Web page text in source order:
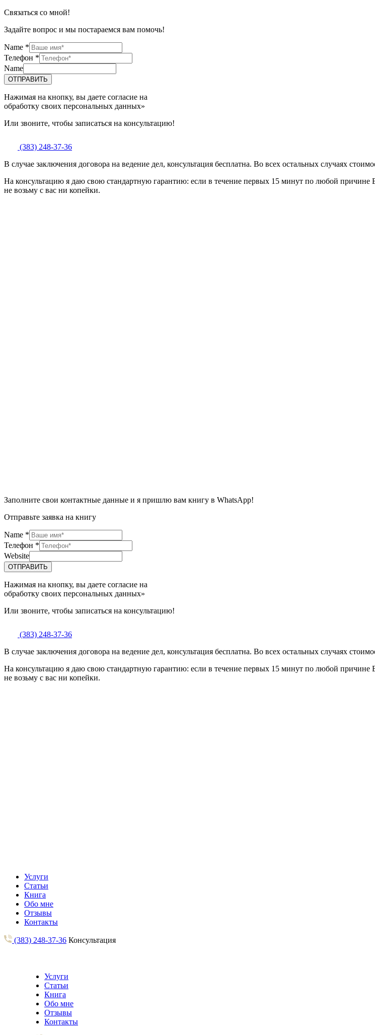
Связаться со мной!
Задайте вопрос и мы постараемся вам помочь!
Name *
Телефон *
Name
ОТПРАВИТЬ
Нажимая на кнопку, вы даете согласие на
обработку своих персональных данных»
Или звоните, чтобы записаться на консультацию!
(383) 248-37-36
В случае заключения договора на ведение дел, консультация бесплатна. Во всех остальных случаях
На консультацию я даю свою стандартную гарантию: если в течение первых 15 минут по любой причине
не возьму с вас ни копейки.
Заполните свои контактные данные и я пришлю вам книгу в WhatsApp!
Отправьте заявка на книгу
Name *
Телефон *
Website
ОТПРАВИТЬ
Нажимая на кнопку, вы даете согласие на
обработку своих персональных данных»
Или звоните, чтобы записаться на консультацию!
(383) 248-37-36
В случае заключения договора на ведение дел, консультация бесплатна. Во всех остальных случаях
На консультацию я даю свою стандартную гарантию: если в течение первых 15 минут по любой причине
не возьму с вас ни копейки.
Услуги
Статьи
Книга
Обо мне
Отзывы
Контакты
(383) 248-37-36 Консультация
Услуги
Статьи
Книга
Обо мне
Отзывы
Контакты